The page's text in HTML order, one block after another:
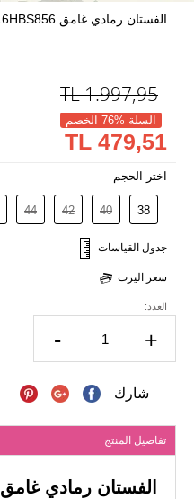
الفستان رمادي غامق 316HBS856
1.997,95
TL
السلة %76 الخصم
479,51 TL
اختر الحجم
38
40
42
44
جدول القياسات
سعر اليرت
العدد:
- +
شارك
تفاصيل المنتج
الفستان رمادي غامق